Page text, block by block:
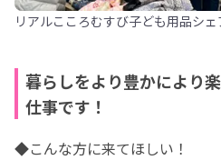
リアルこころむすび子ども用品シェ
暮らしをより豊かにより
仕事です！
◆こんな方に来てほしい！